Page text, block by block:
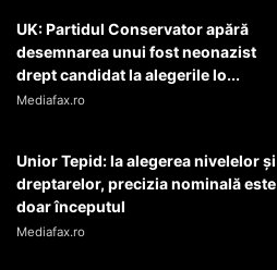
UK: Partidul Conservator apără
desemnarea unui fost neonazist
drept candidat la alegerile lo...
Mediafax.ro
Unior Tepid: la alegerea nivelelor și
dreptarelor, precizia nominală este
doar începutul
Mediafax.ro